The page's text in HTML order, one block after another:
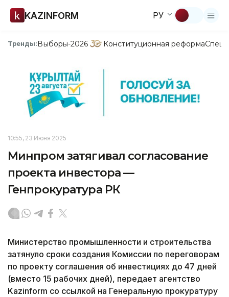
KAZINFORM РУ
Тренды:Выборы-2026 Конституционная реформа
10:55, 23 Июня 2025
Минпром затягивал согласование
проекта инвестора —
Генпрокуратура РК
Министерство промышленности и строительства
затянуло сроки создания Комиссии по переговорам
по проекту соглашения об инвестициях до 47 дней
(вместо 15 рабочих дней), передает агентство
Kazinform со ссылкой на Генеральную прокуратуру